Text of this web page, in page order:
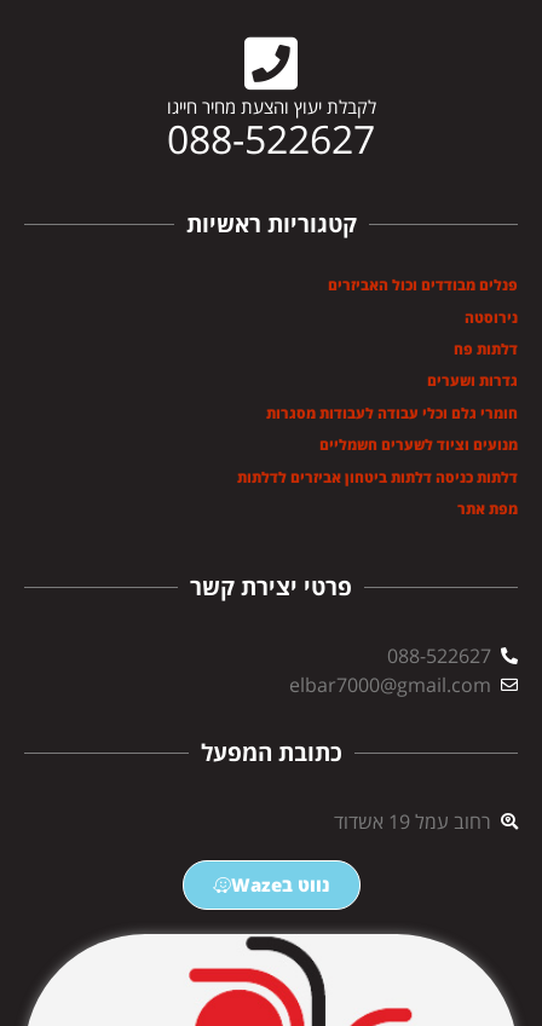
לקבלת יעוץ והצעת מחיר חייגו
088-522627
פרטי יצירת קשר
088-522627
elbar7000@gmail.com
כתובת המפעל
רחוב עמל 19 אשדוד
נווט בWaze
קטגוריות ראשיות
פנלים מבודדים וכול האביזרים
נירוסטה
דלתות פח
גדרות ושערים
חומרי גלם וכלי עבודה לעבודות מסגרות
מנועים וציוד לשערים חשמליים
דלתות כניסה דלתות ביטחון אביזרים לדלתות
מפת אתר